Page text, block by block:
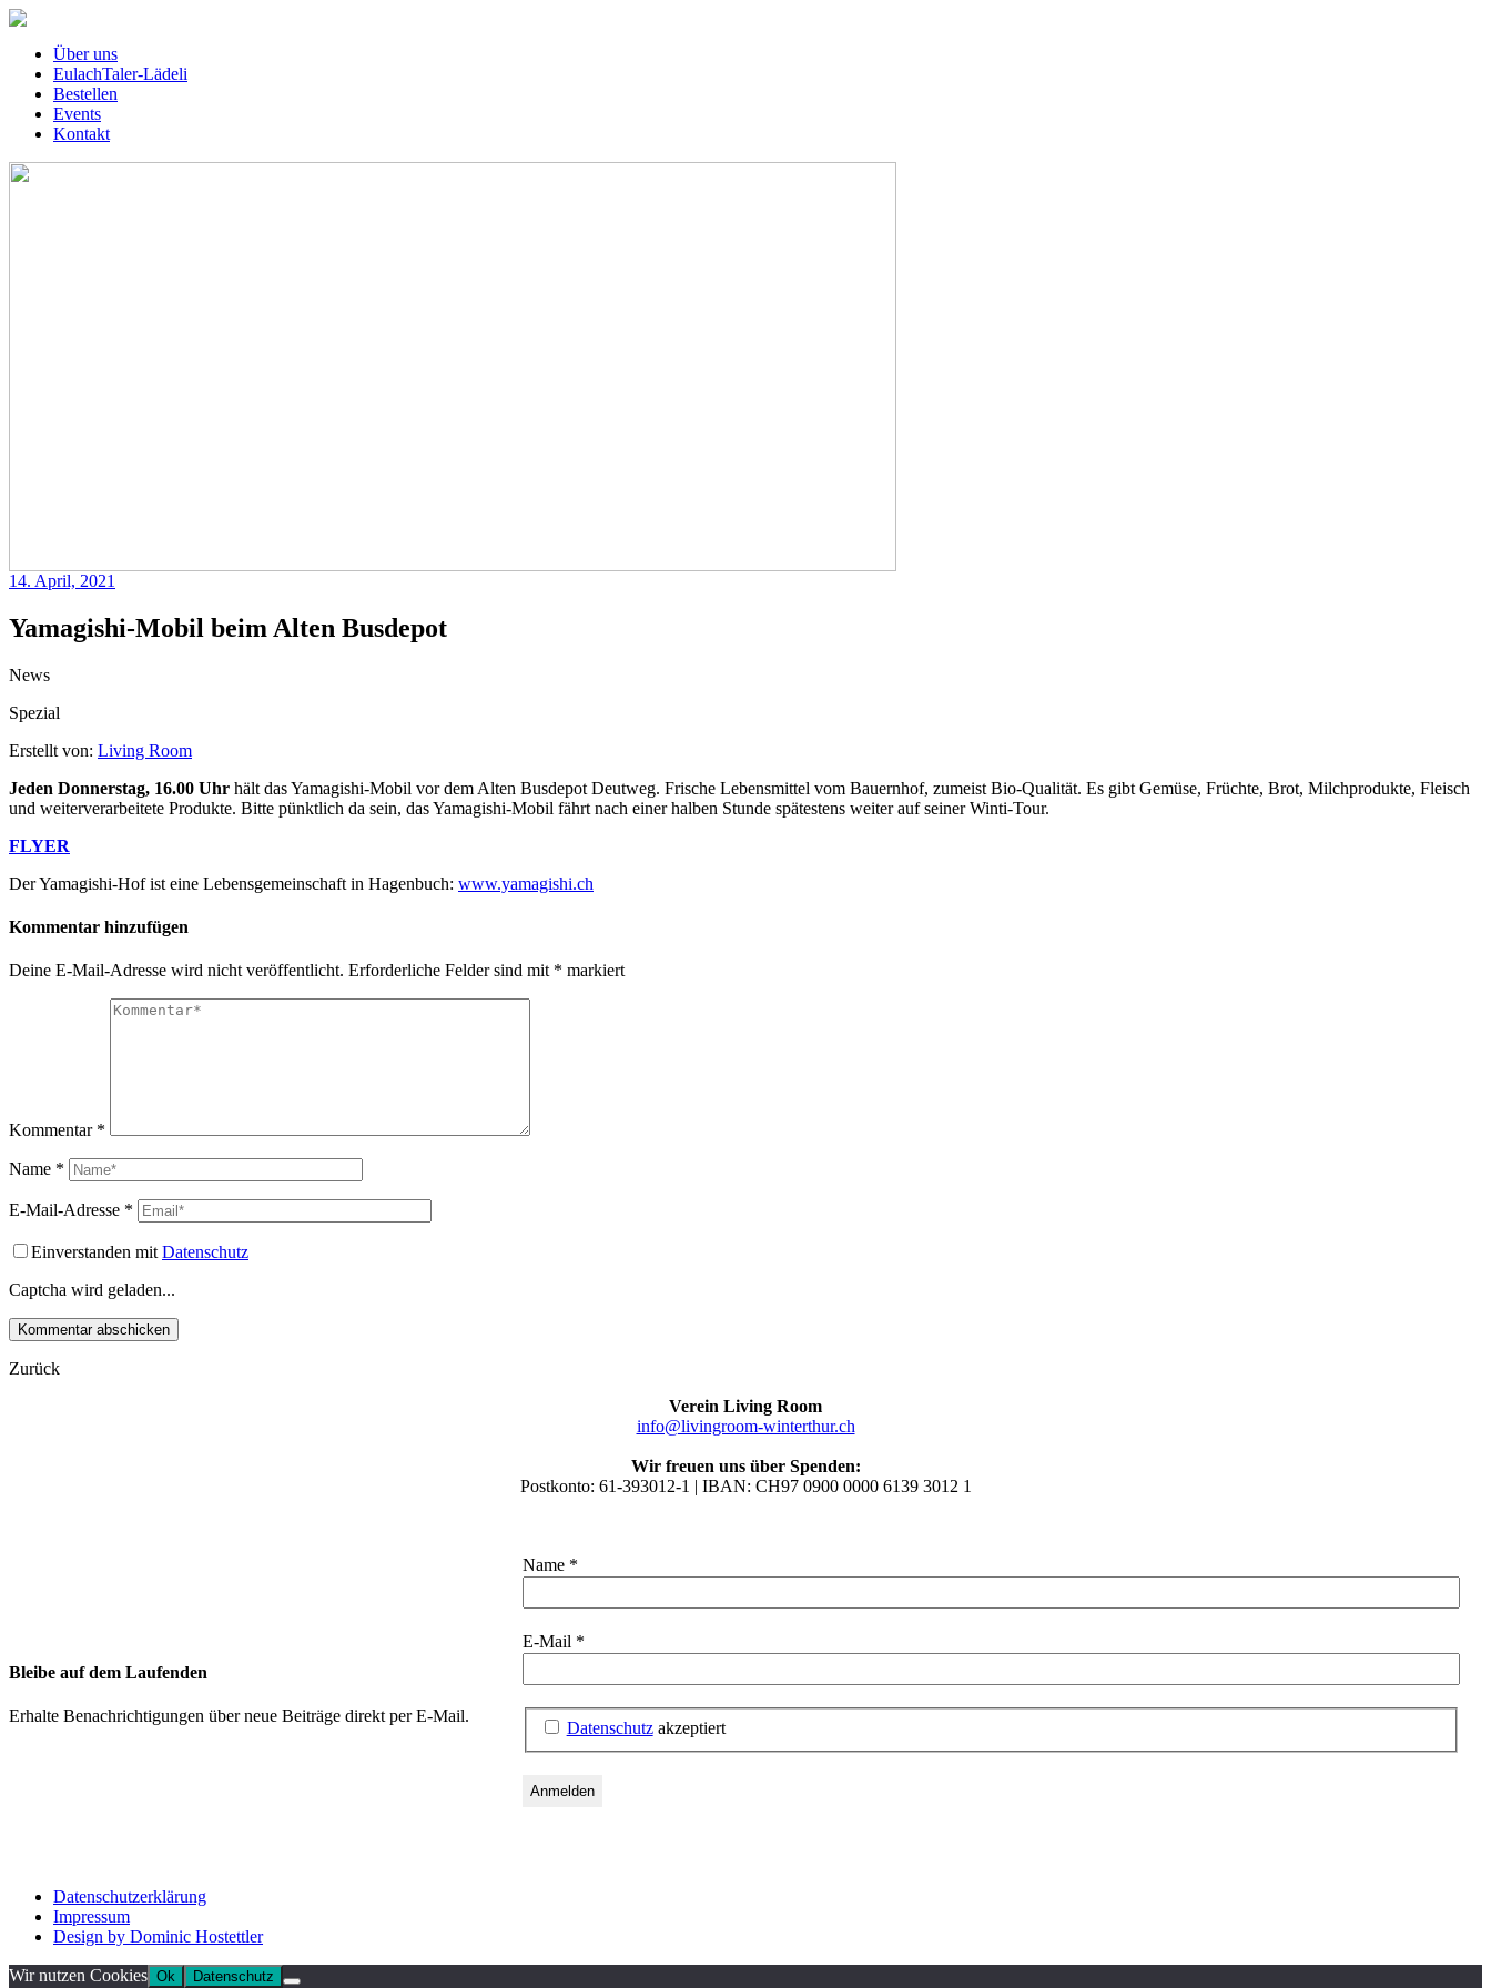
Über uns
EulachTaler-Lädeli
Bestellen
Events
Kontakt
14. April, 2021
Yamagishi-Mobil beim Alten Busdepot
News
Spezial
Erstellt von: Living Room
Jeden Donnerstag, 16.00 Uhr hält das Yamagishi-Mobil vor dem Alten Busdepot Deutweg. Frische Lebensmittel vom Bauernhof, zumeist Bio-Qualität. Es gibt Gemüse, Früchte, Brot, Milchprodukte, Fleisch
und weiterverarbeitete Produkte. Bitte pünktlich da sein, das Yamagishi-Mobil fährt nach einer halben Stunde spätestens weiter auf seiner Winti-Tour.
FLYER
Der Yamagishi-Hof ist eine Lebensgemeinschaft in Hagenbuch: www.yamagishi.ch
Kommentar hinzufügen
Deine E-Mail-Adresse wird nicht veröffentlicht. Erforderliche Felder sind mit * markiert
Kommentar *
Name *
E-Mail-Adresse *
Einverstanden mit Datenschutz
Captcha wird geladen...
Zurück
Verein Living Room
info@livingroom-winterthur.ch
Wir freuen uns über Spenden:
Postkonto: 61-393012-1 | IBAN: CH97 0900 0000 6139 3012 1
Bleibe auf dem Laufenden
Erhalte Benachrichtigungen über neue Beiträge direkt per E-Mail.
Name *
E-Mail *
Datenschutzakzeptiert
Datenschutzerklärung
Impressum
Design by Dominic Hostettler
Wir nutzen Cookies Ok Datenschutz